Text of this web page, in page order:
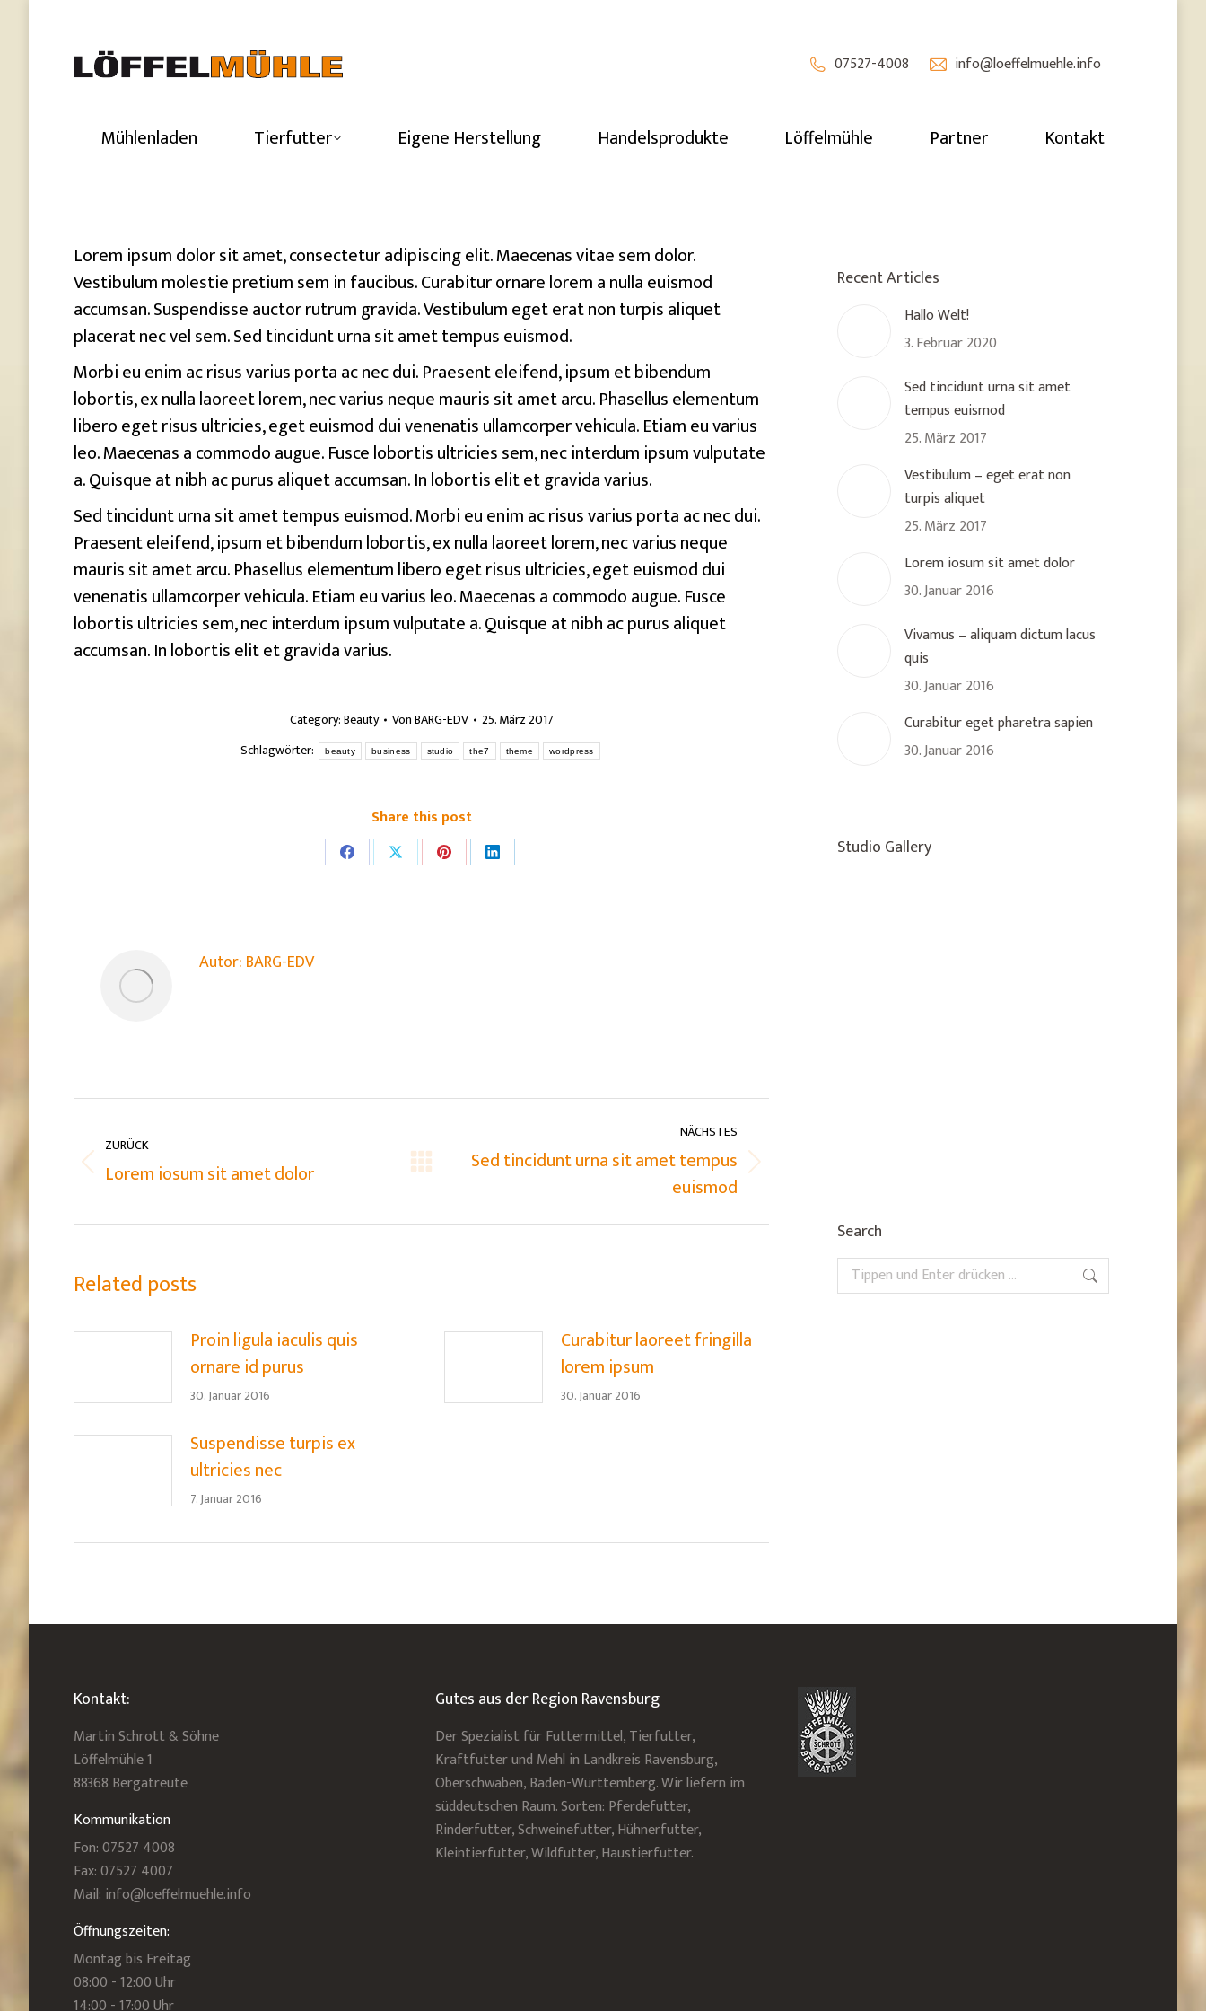
07527-4008 info@loeffelmuehle.info
Mühlenladen Tierfutter Eigene Herstellung Handelsprodukte Löffelmühle Partner Kontakt
Lorem ipsum dolor sit amet, consectetur adipiscing elit. Maecenas vitae sem dolor.
Vestibulum molestie pretium sem in faucibus. Curabitur ornare lorem a nulla euismod
accumsan. Suspendisse auctor rutrum gravida. Vestibulum eget erat non turpis aliquet
placerat nec vel sem. Sed tincidunt urna sit amet tempus euismod.
Morbi eu enim ac risus varius porta ac nec dui. Praesent eleifend, ipsum et bibendum
lobortis, ex nulla laoreet lorem, nec varius neque mauris sit amet arcu. Phasellus elementum
libero eget risus ultricies, eget euismod dui venenatis ullamcorper vehicula. Etiam eu varius
leo. Maecenas a commodo augue. Fusce lobortis ultricies sem, nec interdum ipsum vulputate
a. Quisque at nibh ac purus aliquet accumsan. In lobortis elit et gravida varius.
Sed tincidunt urna sit amet tempus euismod. Morbi eu enim ac risus varius porta ac nec dui.
Praesent eleifend, ipsum et bibendum lobortis, ex nulla laoreet lorem, nec varius neque
mauris sit amet arcu. Phasellus elementum libero eget risus ultricies, eget euismod dui
venenatis ullamcorper vehicula. Etiam eu varius leo. Maecenas a commodo augue. Fusce
lobortis ultricies sem, nec interdum ipsum vulputate a. Quisque at nibh ac purus aliquet
accumsan. In lobortis elit et gravida varius.
Category:Beauty VonBARG-EDV
25. März 2017
Schlagwörter:
beauty business studio the7 theme wordpress
Share this post
Share Share Share Share
Autor: BARG-EDV
ZURÜCK
Vorheriger
Lorem iosum sit amet dolor
NÄCHSTES
Nächster
Sed tincidunt urna sit amet tempus
euismod
Related posts
Proin ligula iaculis quis
ornare id purus
30. Januar 2016
Curabitur laoreet fringilla
lorem ipsum
30. Januar 2016
Suspendisse turpis ex
ultricies nec
7. Januar 2016
Recent Articles
Hallo Welt!
3. Februar 2020
Sed tincidunt urna sit amet
tempus euismod
25. März 2017
Vestibulum – eget erat non
turpis aliquet
25. März 2017
Lorem iosum sit amet dolor
30. Januar 2016
Vivamus – aliquam dictum lacus
quis
30. Januar 2016
Curabitur eget pharetra sapien
30. Januar 2016
Studio Gallery
Search
Search:
Kontakt:
Martin Schrott & Söhne
Löffelmühle 1
88368 Bergatreute
Kommunikation
Fon: 07527 4008
Fax: 07527 4007
Mail: info@loeffelmuehle.info
Öffnungszeiten:
Montag bis Freitag
08:00 - 12:00 Uhr
14:00 - 17:00 Uhr
Gutes aus der Region Ravensburg
Der Spezialist für Futtermittel, Tierfutter,
Kraftfutter und Mehl in Landkreis Ravensburg,
Oberschwaben, Baden-Württemberg. Wir liefern im
süddeutschen Raum. Sorten: Pferdefutter,
Rinderfutter, Schweinefutter, Hühnerfutter,
Kleintierfutter, Wildfutter, Haustierfutter.